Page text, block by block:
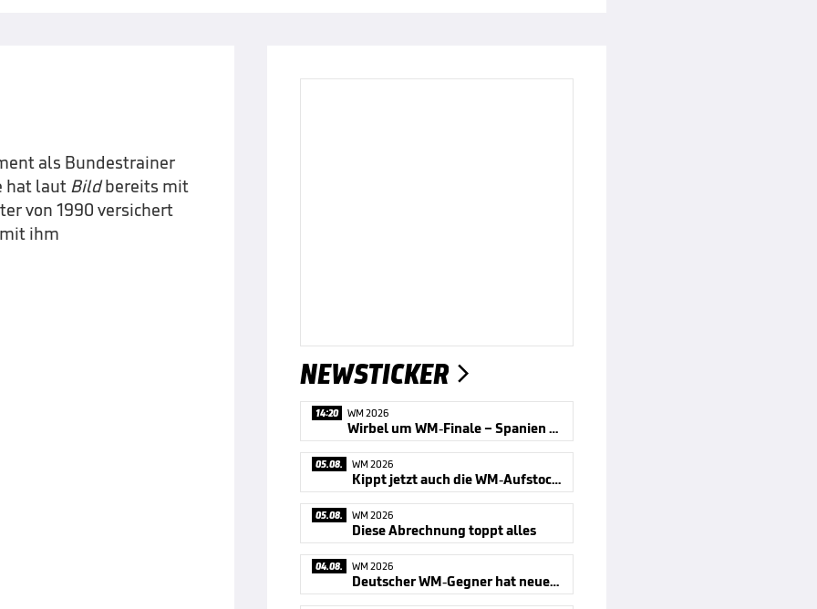
als Bundestrainer
hat laut Bildbereits mit
von 1990 versichert
ihm
NEWSTICKER 
14:20 WM 2026
Wirbel um WM-Finale – Spanien reagiert
05.08. WM 2026
Kippt jetzt auch die WM-Aufstockung?
05.08. WM 2026
Diese Abrechnung toppt alles
04.08. WM 2026
Deutscher WM-Gegner hat neuen Trainer